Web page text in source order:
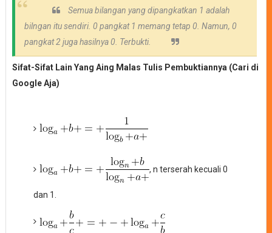
Semua bilangan yang dipangkatkan 1 adalah
bilngan itu sendiri. 0 pangkat 1 memang tetap 0. Namun, 0
pangkat 2 juga hasilnya 0. Terbukti.
Sifat-Sifat Lain Yang Aing Malas Tulis Pembuktiannya (Cari di
Google Aja)
, n terserah kecuali 0
dan 1.